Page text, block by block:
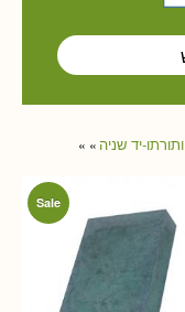
»
» יד שניה
Sale